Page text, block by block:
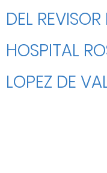
DEL REVISOR
HOSPITAL
LOPEZ DE